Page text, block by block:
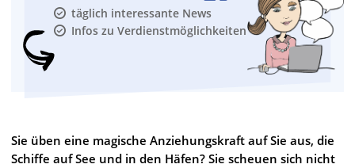
täglich interessante News
Infos zu Verdienstmöglichkeiten
Sie üben eine magische Anziehungskraft auf Sie aus, die
Schiffe auf See und in den Häfen? Sie scheuen sich nicht